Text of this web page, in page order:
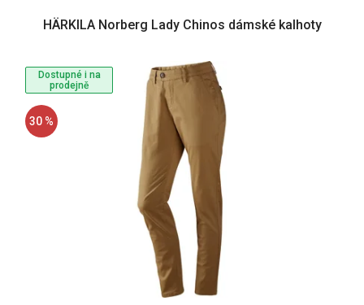
Dostupné i na
prodejně
30 %
HÄRKILA Norberg Lady Chinos dámské kalhoty